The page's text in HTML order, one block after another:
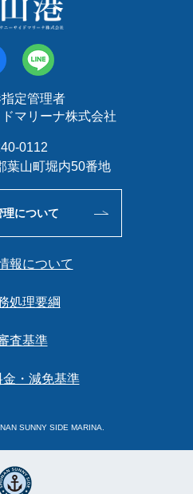
定管理者
マリーナ株式会社
0112
葉山町堀内50番地
理について
報について
処理要綱
査基準
金・減免基準
SUNNY SIDE MARINA.